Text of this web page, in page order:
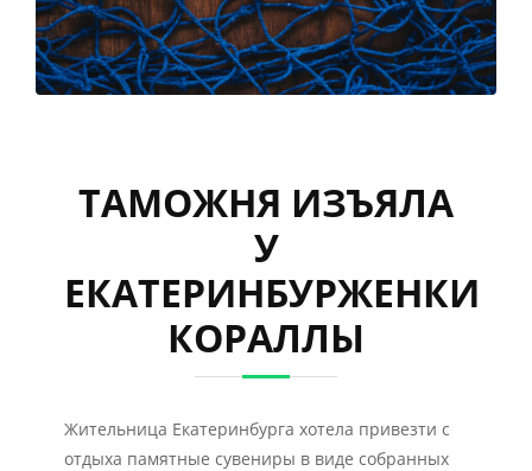
ТАМОЖНЯ ИЗЪЯЛА
У
ЕКАТЕРИНБУРЖЕНКИ
КОРАЛЛЫ
Жительница Екатеринбурга хотела привезти с
отдыха памятные сувениры в виде собранных